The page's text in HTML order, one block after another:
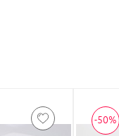
-50%